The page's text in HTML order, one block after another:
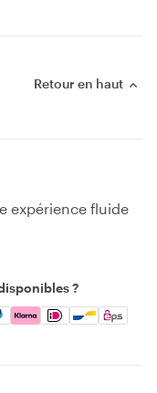
Retour en haut
expérience fluide
?
Apple Pay, Google